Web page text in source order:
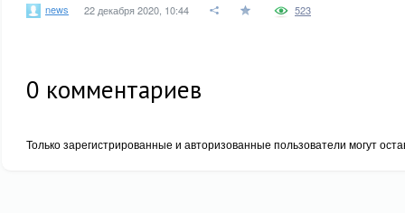
news 22 декабря 2020, 10:44 523
0 комментариев
Только зарегистрированные и авторизованные пользователи могут